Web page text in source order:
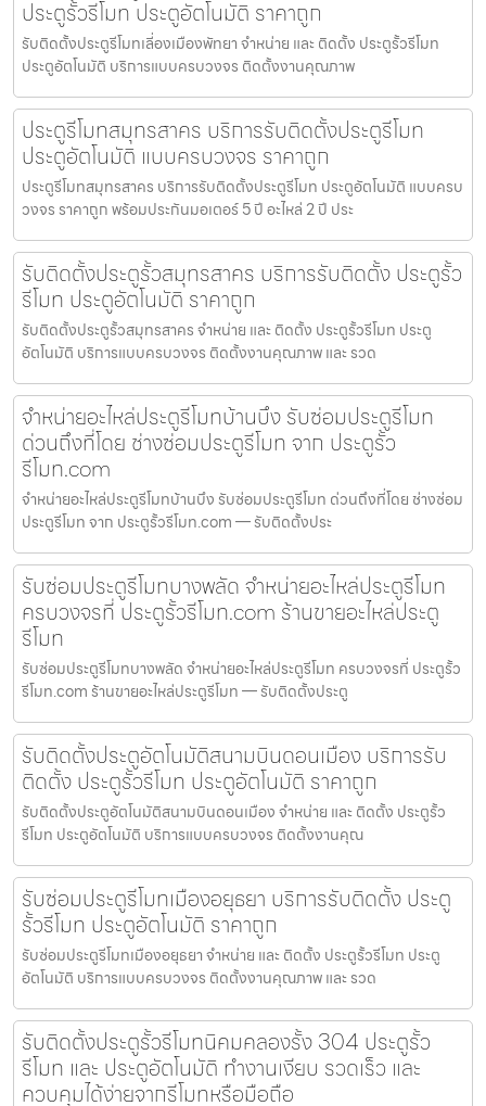
ประตูรั้วรีโมท ประตูอัตโนมัติ ราคาถูก
รับติดตั้งประตูรีโมทเลี่องเมืองพัทยา จำหน่าย และ ติดตั้ง ประตูรั้วรีโมท
ประตูอัตโนมัติ บริการแบบครบวงจร ติดตั้งงานคุณภาพ
ประตูรีโมทสมุทรสาคร บริการรับติดตั้งประตูรีโมท
ประตูอัตโนมัติ แบบครบวงจร ราคาถูก
ประตูรีโมทสมุทรสาคร บริการรับติดตั้งประตูรีโมท ประตูอัตโนมัติ แบบครบ
วงจร ราคาถูก พร้อมประกันมอเตอร์ 5 ปี อะไหล่ 2 ปี ประ
รับติดตั้งประตูรั้วสมุทรสาคร บริการรับติดตั้ง ประตูรั้ว
รีโมท ประตูอัตโนมัติ ราคาถูก
รับติดตั้งประตูรั้วสมุทรสาคร จำหน่าย และ ติดตั้ง ประตูรั้วรีโมท ประตู
อัตโนมัติ บริการแบบครบวงจร ติดตั้งงานคุณภาพ และ รวด
จำหน่ายอะไหล่ประตูรีโมทบ้านบึง รับซ่อมประตูรีโมท
ด่วนถึงที่โดย ช่างซ่อมประตูรีโมท จาก ประตูรั้ว
รีโมท.com
จำหน่ายอะไหล่ประตูรีโมทบ้านบึง รับซ่อมประตูรีโมท ด่วนถึงที่โดย ช่างซ่อม
ประตูรีโมท จาก ประตูรั้วรีโมท.com — รับติดตั้งประ
รับซ่อมประตูรีโมทบางพลัด จำหน่ายอะไหล่ประตูรีโมท
ครบวงจรที่ ประตูรั้วรีโมท.com ร้านขายอะไหล่ประตู
รีโมท
รับซ่อมประตูรีโมทบางพลัด จำหน่ายอะไหล่ประตูรีโมท ครบวงจรที่ ประตูรั้ว
รีโมท.com ร้านขายอะไหล่ประตูรีโมท — รับติดตั้งประตู
รับติดตั้งประตูอัตโนมัติสนามบินดอนเมือง บริการรับ
ติดตั้ง ประตูรั้วรีโมท ประตูอัตโนมัติ ราคาถูก
รับติดตั้งประตูอัตโนมัติสนามบินดอนเมือง จำหน่าย และ ติดตั้ง ประตูรั้ว
รีโมท ประตูอัตโนมัติ บริการแบบครบวงจร ติดตั้งงานคุณ
รับซ่อมประตูรีโมทเมืองอยุธยา บริการรับติดตั้ง ประตู
รั้วรีโมท ประตูอัตโนมัติ ราคาถูก
รับซ่อมประตูรีโมทเมืองอยุธยา จำหน่าย และ ติดตั้ง ประตูรั้วรีโมท ประตู
อัตโนมัติ บริการแบบครบวงจร ติดตั้งงานคุณภาพ และ รวด
รับติดตั้งประตูรั้วรีโมทนิคมคลองรั้ง 304 ประตูรั้ว
รีโมท และ ประตูอัตโนมัติ ทำงานเงียบ รวดเร็ว และ
ควบคุมได้ง่ายจากรีโมทหรือมือถือ